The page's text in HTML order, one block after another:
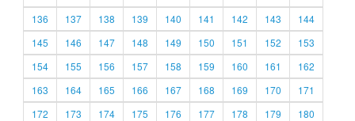
136
137 138 139 140 141 142 143
144
145
146 147 148 149 150 151 152
153
154
155 156 157 158 159 160 161
162
163
164 165 166 167 168 169 170
171
172
173 174 175 176 177 178 179
180